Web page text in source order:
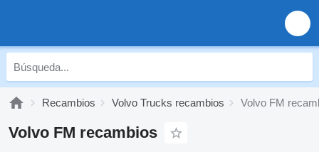
Recambios Volvo Trucks recambios Volvo FM
Volvo FM recambios